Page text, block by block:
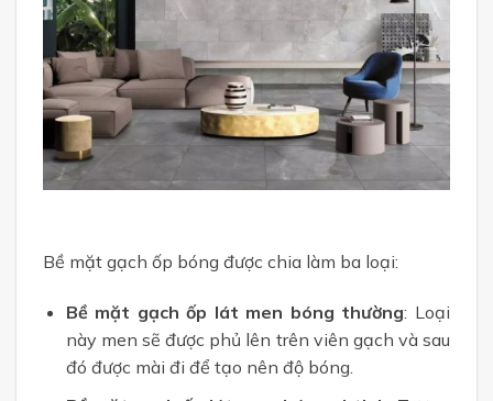
Bề mặt gạch ốp bóng được chia làm ba loại:
Bề mặt gạch ốp lát men bóng thường: Loại
này men sẽ được phủ lên trên viên gạch và sau
đó được mài đi để tạo nên độ bóng.